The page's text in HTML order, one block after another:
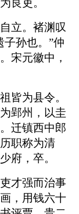
良吏。
立。褚渊叹
子孙也。”仲
宋元徽中，
皆为县令。
郢州，以圭
迁镇西中郎
职称为清
府，卒。
才强而治事
，用钱六十